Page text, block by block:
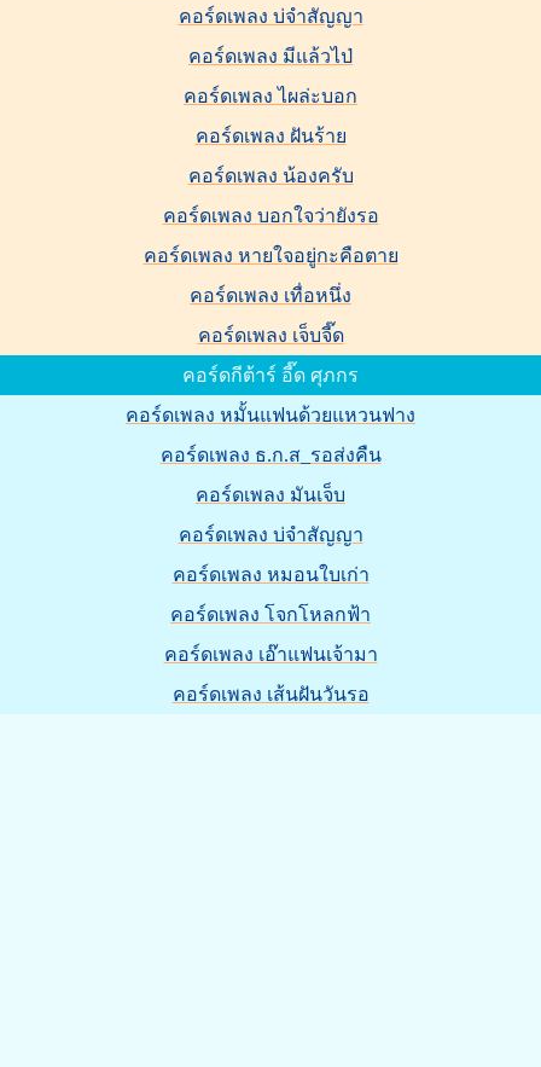
คอร์ดเพลง บ่จำสัญญา
คอร์ดเพลง มีแล้วไป่
คอร์ดเพลง ไผล่ะบอก
คอร์ดเพลง ฝันร้าย
คอร์ดเพลง น้องครับ
คอร์ดเพลง บอกใจว่ายังรอ
คอร์ดเพลง หายใจอยู่กะคือตาย
คอร์ดเพลง เทื่อหนึ่ง
คอร์ดเพลง เจ็บจี๊ด
คอร์ดกีต้าร์ อี๊ด ศุภกร
คอร์ดเพลง หมั้นแฟนด้วยแหวนฟาง
คอร์ดเพลง ธ.ก.ส_รอส่งคืน
คอร์ดเพลง มันเจ็บ
คอร์ดเพลง บ่จำสัญญา
คอร์ดเพลง หมอนใบเก่า
คอร์ดเพลง โจกโหลกฟ้า
คอร์ดเพลง เอ๊าแฟนเจ้ามา
คอร์ดเพลง เส้นฝันวันรอ